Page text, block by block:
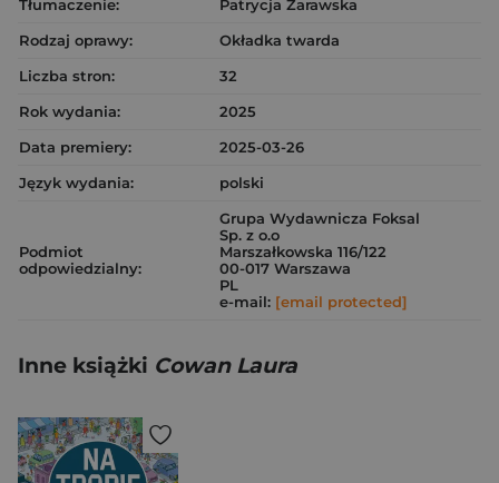
Tłumaczenie:
Patrycja Zarawska
Rodzaj oprawy:
Okładka twarda
Liczba stron:
32
Rok wydania:
2025
Data premiery:
2025-03-26
Język wydania:
polski
Podmiot
odpowiedzialny:
Grupa Wydawnicza Foksal
Sp. z o.o
Marszałkowska 116/122
00-017 Warszawa
PL
e-mail: [email protected]
Inne książki Cowan Laura